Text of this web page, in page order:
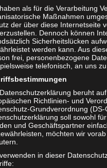
Save
T
e
i
l
e
n
admin1
als für die Verarbeitung
Maßnahmen
der über diese Internetseite
Dennoch können
Sicherheitslücken
werden kann. Aus
frei, personenbezogene
telefonisch, an uns
beruht
Richtlinien- und
Grundverordnung
soll sowohl
und Geschäftspartner
möchten wir
in dieser